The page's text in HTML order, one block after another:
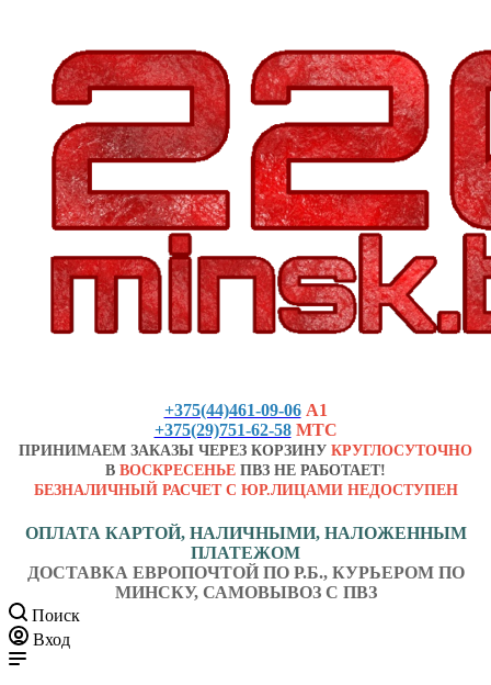
+375(44)461-09-06 А1
+375(29)751-62-58 МТС
ПРИНИМАЕМ ЗАКАЗЫ ЧЕРЕЗ КОРЗИНУ КРУГЛОСУТОЧНО
В ВОСКРЕСЕНЬЕ ПВЗ НЕ РАБОТАЕТ!
БЕЗНАЛИЧНЫЙ РАСЧЕТ С ЮР.ЛИЦАМИ НЕДОСТУПЕН
ОПЛАТА КАРТОЙ, НАЛИЧНЫМИ, НАЛОЖЕННЫМ
ПЛАТЕЖОМ
ДОСТАВКА ЕВРОПОЧТОЙ ПО Р.Б., КУРЬЕРОМ ПО
МИНСКУ, САМОВЫВОЗ С ПВЗ
Поиск
Вход